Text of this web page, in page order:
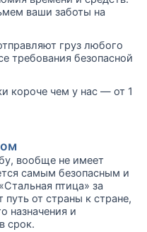
ваши заботы на
груз любого
требования безопасной
короче чем у нас — от 1
вообще не имеет
самым безопасным и
птица» за
путь от страны к стране,
назначения и
срок.